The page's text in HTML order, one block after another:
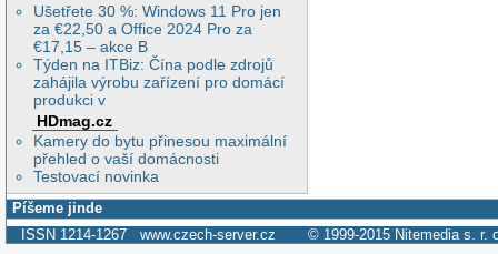
Ušetřete 30 %: Windows 11 Pro jen
za €22,50 a Office 2024 Pro za
€17,15 – akce B
Týden na ITBiz: Čína podle zdrojů
zahájila výrobu zařízení pro domácí
produkci v
HDmag.cz
Kamery do bytu přinesou maximální
přehled o vaší domácnosti
Testovací novinka
Píšeme jinde
ISSN 1214-1267 www.czech-server.cz © 1999-2015 Nitemedia s. r.